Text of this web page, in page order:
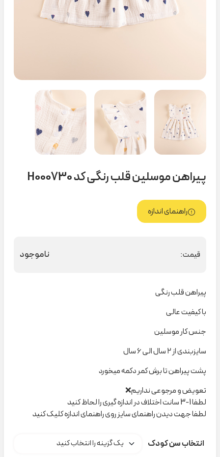
پیراهن موسلین قلب رنگی کد H000730
راهنمای اندازه
قیمت: ناموجود
پیراهن قلب رنگی
با کیفیت عالی
جنس کار موسلین
سایزبندی از ۲ سال الی ۶ سال
پشت پیراهن تا برش کمر دکمه میخورد
تعویض و مرجوعی نداریم❌
لطفا 1-3 سانت اختلاف در اندازه گیری را لحاظ کنید
لطفا جهت دیدن راهنمای سایز روی راهنمای اندازه کلیک کنید
انتخاب سن کودک